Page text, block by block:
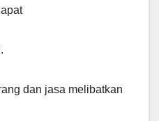
dan jasa melibatkan